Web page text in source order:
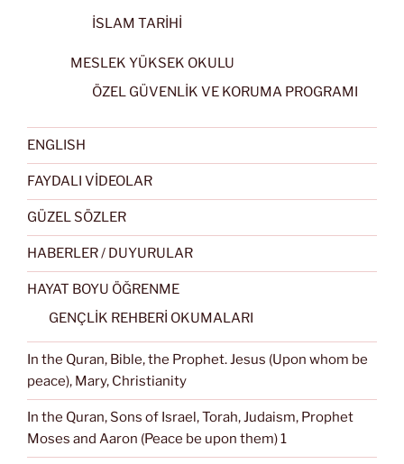
İSLAM TARİHİ
MESLEK YÜKSEK OKULU
ÖZEL GÜVENLİK VE KORUMA PROGRAMI
ENGLISH
FAYDALI VİDEOLAR
GÜZEL SÖZLER
HABERLER / DUYURULAR
HAYAT BOYU ÖĞRENME
GENÇLİK REHBERİ OKUMALARI
In the Quran, Bible, the Prophet. Jesus (Upon whom be
peace), Mary, Christianity
In the Quran, Sons of Israel, Torah, Judaism, Prophet
Moses and Aaron (Peace be upon them) 1